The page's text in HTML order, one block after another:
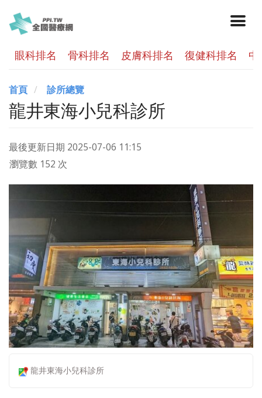
眼科排名 骨科排名 皮膚科排名 復健科排名
首頁 診所總覽
龍井東海小兒科診所
最後更新日期 2025-07-06 11:15
瀏覽數 152 次
龍井東海小兒科診所